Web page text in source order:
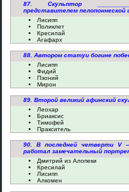
87. Скульптор
представителем пелопоннеской
Лисипп
Поликлет
Кресилай
Агафарх
88. Автором статуи богине
Лисипп
Фидий
Пэоний
Мирон
89. Второй великий афинский
Леохар
Бриаксис
Тимофей
Пракситель
90. В последней четверти V
работал замечательный
Дмитрий из Алопеки
Кресилай
Лисипп
Алкомен